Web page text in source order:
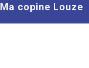
Ma copine Louze